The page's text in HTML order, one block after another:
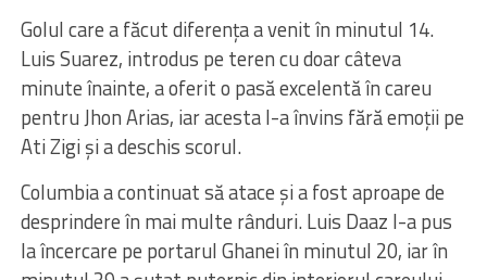
Golul care a făcut diferența a venit în minutul 14.
Luis Suarez, introdus pe teren cu doar câteva
minute înainte, a oferit o pasă excelentă în careu
pentru Jhon Arias, iar acesta l-a învins fără emoții pe
Ati Zigi și a deschis scorul.
Columbia a continuat să atace și a fost aproape de
desprindere în mai multe rânduri. Luis Daaz l-a pus
la încercare pe portarul Ghanei în minutul 20, iar în